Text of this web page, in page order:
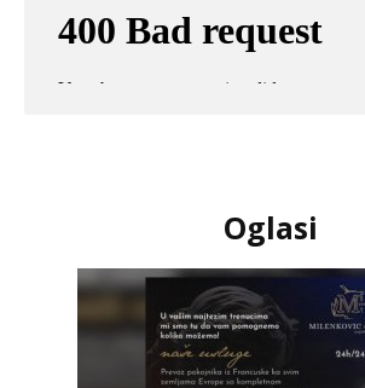
Oglasi